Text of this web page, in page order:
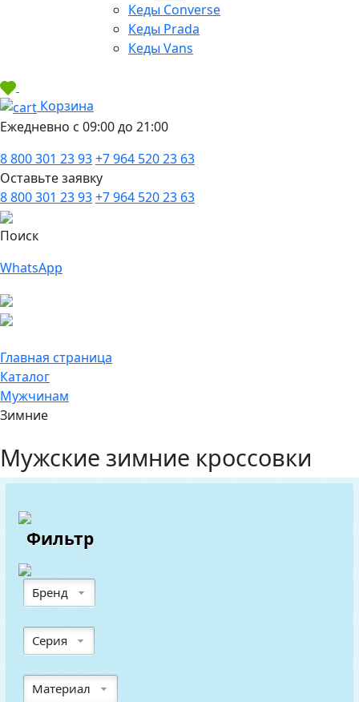
Кеды Converse
Кеды Prada
Кеды Vans
Корзина
Ежедневно с 09:00 до 21:00
8 800 301 23 93+7 964 520 23 63
Оставьте заявку
8 800 301 23 93+7 964 520 23 63
Поиск
WhatsApp
Главная страница
Каталог
Мужчинам
Зимние
Мужские зимние кроссовки
Фильтр
Бренд
Серия
Материал